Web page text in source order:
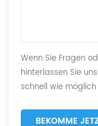
Wenn Sie Fragen
hinterlassen Sie
schnell wie
BEKOMME